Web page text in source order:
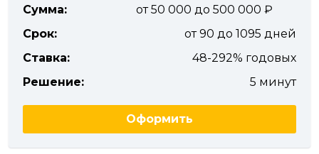
Сумма:
от 50 000 до 500 000
Срок:
от 90 до 1095 дней
Ставка:
48-292% годовых
Решение:
5 минут
Оформить